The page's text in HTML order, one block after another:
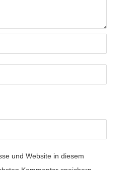
und Website in diesem